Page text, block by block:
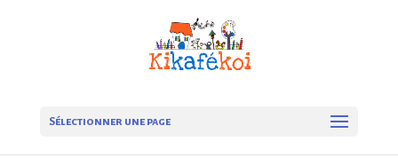
Sélectionner une page